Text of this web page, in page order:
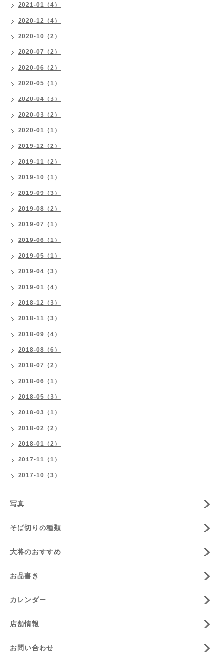
2021-01（4）
2020-12（4）
2020-10（2）
2020-07（2）
2020-06（2）
2020-05（1）
2020-04（3）
2020-03（2）
2020-01（1）
2019-12（2）
2019-11（2）
2019-10（1）
2019-09（3）
2019-08（2）
2019-07（1）
2019-06（1）
2019-05（1）
2019-04（3）
2019-01（4）
2018-12（3）
2018-11（3）
2018-09（4）
2018-08（6）
2018-07（2）
2018-06（1）
2018-05（3）
2018-03（1）
2018-02（2）
2018-01（2）
2017-11（1）
2017-10（3）
写真
そば切りの種類
大将のおすすめ
お品書き
カレンダー
店舗情報
お問い合わせ